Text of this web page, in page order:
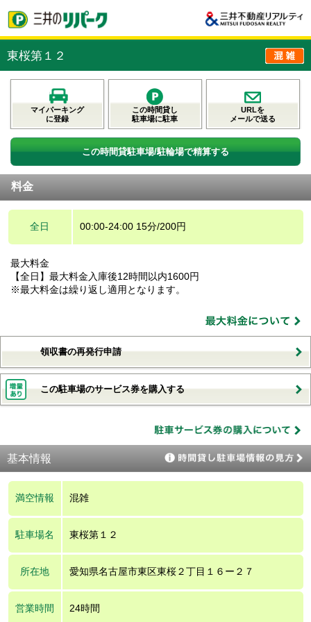
東桜第１２
マイパーキング
に登録
この時間貸し
駐車場に駐車
URLを
メールで送る
この時間貸駐車場/駐輪場で精算する
料金
全日 00:00-24:00 15分/200円
最大料金
【全日】最大料金入庫後12時間以内1600円
※最大料金は繰り返し適用となります。
領収書の再発行申請
この駐車場のサービス券を購入する
基本情報
満空情報 混雑
駐車場名 東桜第１２
所在地 愛知県名古屋市東区東桜２丁目１６ー２７
営業時間 24時間